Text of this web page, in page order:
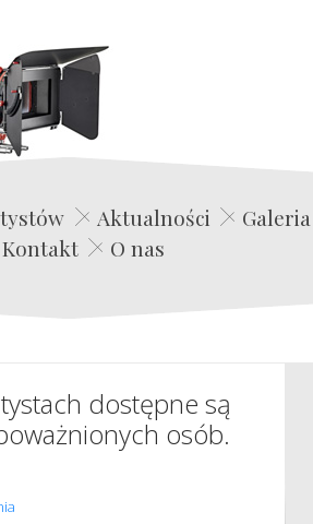
Edwin Film Agencja Aktorska
Aktualności
Galeria
Kontakt
O nas
dostępne są
osób.